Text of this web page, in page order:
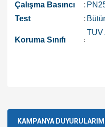
Çalışma Basıncı
:
Test
:
Koruma Sınıfı :
TUV
kullanarak tarafımıza
Görüş ve önerileriniz için
KAMPANYA